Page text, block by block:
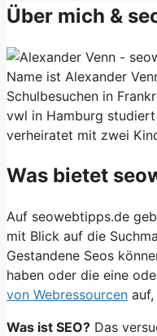
Über mich &
Name ist Alexander
Schulbesuchen in
vwl in Hamburg
verheiratet mit zwei
Was bietet
Auf seowebtipps.de
mit Blick auf die
Gestandene Seos
haben oder die eine
von Webressourcen
Was ist SEO? Das